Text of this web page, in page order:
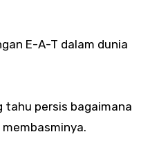
E-A-T dalam dunia
tahu persis bagaimana